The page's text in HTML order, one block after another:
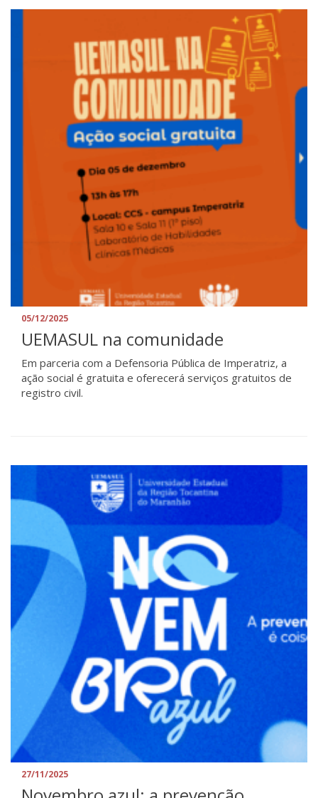
05/12/2025
UEMASUL na comunidade
Em parceria com a Defensoria Pública de Imperatriz, a
ação social é gratuita e oferecerá serviços gratuitos de
registro civil.
27/11/2025